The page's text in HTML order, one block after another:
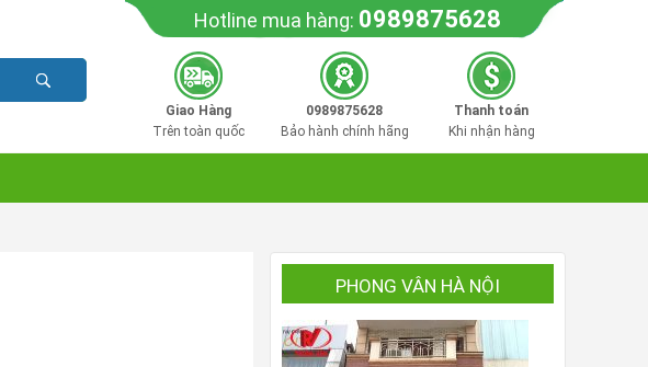
Hotline mua hàng: 0989875628
Giao Hàng
Trên toàn quốc
0989875628
Bảo hành chính hãng
Thanh toán
Khi nhận hàng
PHONG VÂN HÀ NỘI